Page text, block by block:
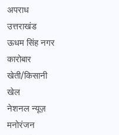
अपराध
उत्तराखंड
ऊधम सिंह नगर
कारोबार
खेती/किसानी
खेल
नेशनल न्यूज़
मनोरंजन